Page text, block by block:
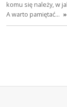
komu się należy, w
A warto pamiętać…